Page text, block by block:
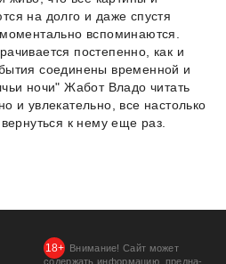
на долго и даже спустя
вспоминаются.
постепенно, как и
соединены временной и
ночи" Жабот Владо читать
и увлекательно, все настолько
к нему еще раз.
Внимание! Сайт может
содержать информацию, предна­